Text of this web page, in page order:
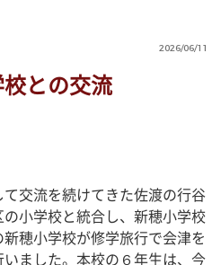
2026/06/11
との交流
交流を続けてきた佐渡の行谷
小学校と統合し、新穂小学校
穂小学校が修学旅行で会津を
ました。本校の６年生は、今